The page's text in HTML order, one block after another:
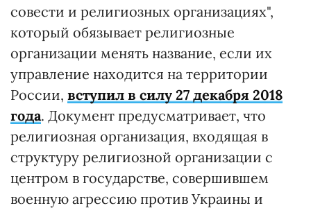
совести и религиозных организациях",
который обязывает религиозные
организации менять название, если их
управление находится на территории
России, вступил в силу 27 декабря 2018
года. Документ предусматривает, что
религиозная организация, входящая в
структуру религиозной организации с
центром в государстве, совершившем
военную агрессию против Украины и